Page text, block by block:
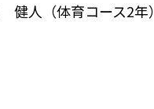
人（体育コース2年）